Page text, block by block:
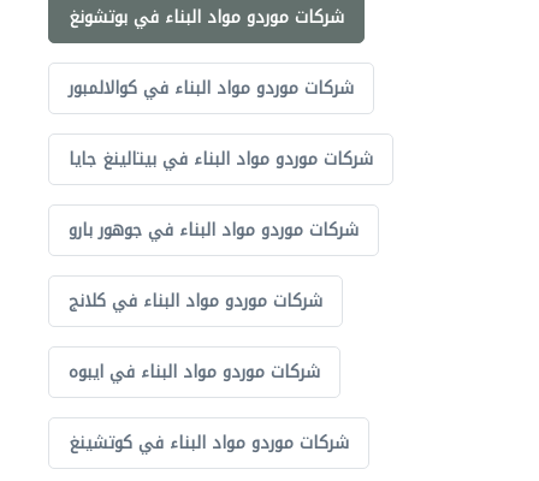
شركات موردو مواد البناء في بوتشونغ
شركات موردو مواد البناء في كوالالمبور
شركات موردو مواد البناء في بيتالينغ جايا
شركات موردو مواد البناء في جوهور بارو
شركات موردو مواد البناء في كلانج
شركات موردو مواد البناء في ايبوه
شركات موردو مواد البناء في كوتشينغ